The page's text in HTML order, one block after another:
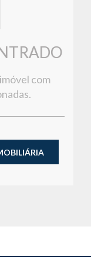
com